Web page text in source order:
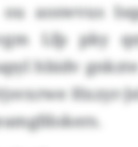
ou aoswvus
Lfp pky
hbidv
Hxzyr-